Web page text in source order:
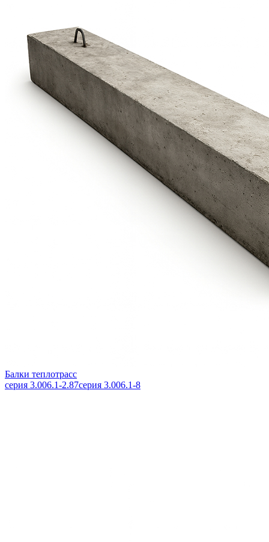
Балки теплотрасс
серия 3.006.1-2.87серия 3.006.1-8